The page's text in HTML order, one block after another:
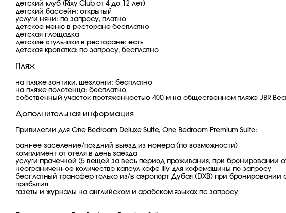
детский клуб (Rixy Club от 4 до 12 лет)
детский бассейн: открытый
услуги няни: по запросу, платно
детское меню в ресторане бесплатно
детская площадка
детские стульчики в ресторане: есть
детская кроватка: по запросу, бесплатно
Пляж
на пляже зонтики, шезлонги: бесплатно
на пляже полотенца: бесплатно
собственный участок протяженностью 400 м на общественном пляже JBR
Дополнительная информация
Привилегии для One Bedroom Deluxe Suite, One Bedroom Premium Suite:
раннее заселение/поздний выезд из номера (по возможности)
комплимент от отеля в день заезда
услуги прачечной (5 вещей за весь период проживания, при бронировании
неограниченное количество капсул кофе Illy для кофемашины по запросу
бесплатный трансфер только из/в аэропорт Дубая (DXB) при
прибытия
газеты и журналы на английском и арабском языках по запросу